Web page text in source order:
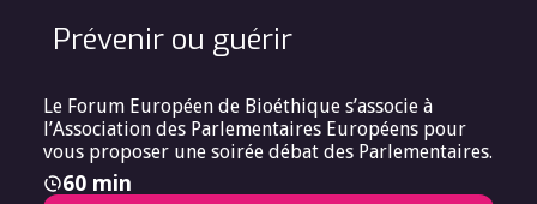
Prévenir ou guérir
Le Forum Européen de Bioéthique s’associe à
l’Association des Parlementaires Européens pour
vous proposer une soirée débat des Parlementaires.
60 min